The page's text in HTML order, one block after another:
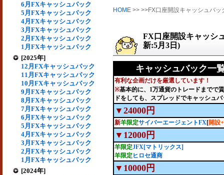
6月FXキャッシュバック
5月FXキャッシュバック
4月FXキャッシュバック
3月FXキャッシュバック
2月FXキャッシュバック
1月FXキャッシュバック
[2025年]
12月FXキャッシュバック
11月FXキャッシュバック
10月FXキャッシュバック
9月FXキャッシュバック
8月FXキャッシュバック
7月FXキャッシュバック
6月FXキャッシュバック
5月FXキャッシュバック
4月FXキャッシュバック
3月FXキャッシュバック
2月FXキャッシュバック
1月FXキャッシュバック
[2024年]
HOME >> >>FX口座開設キャッシュバ
FX口座開設キャッシ
新:5月3日)
キャッシュバック一
有利な企画だけを厳選しています！
※基本的に、1万通貨のトレードまでで
ドをしても、スプレッドでキャッシュ
▼24000円
新羊限定サイバーエージェントFX[開設
▼12000円
羊限定JFX[マトリックス]
羊限定ヒロセ通商
▼10000円